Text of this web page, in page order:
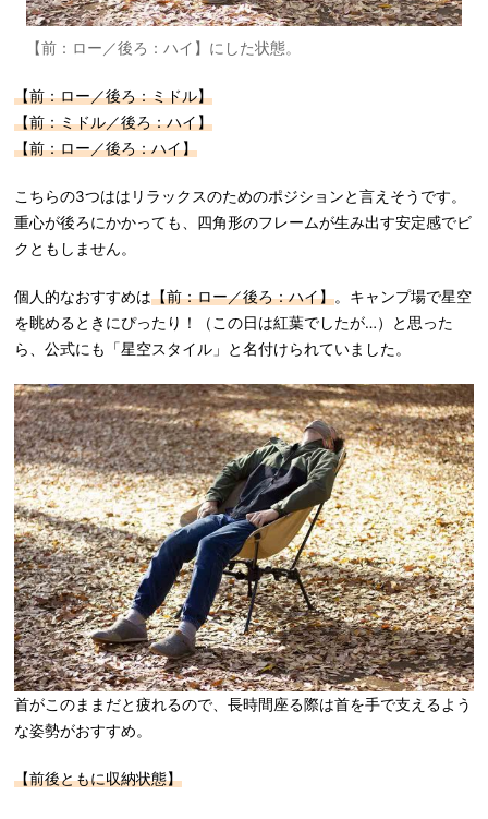
【前：ロー／後ろ：ハイ】にした状態。
【前：ロー／後ろ：ミドル】
【前：ミドル／後ろ：ハイ】
【前：ロー／後ろ：ハイ】
こちらの3つははリラックスのためのポジションと言えそうです。
重心が後ろにかかっても、四角形のフレームが生み出す安定感でビ
クともしません。
個人的なおすすめは【前：ロー／後ろ：ハイ】。キャンプ場で星空
を眺めるときにぴったり！（この日は紅葉でしたが…）と思った
ら、公式にも「星空スタイル」と名付けられていました。
首がこのままだと疲れるので、長時間座る際は首を手で支えるよう
な姿勢がおすすめ。
【前後ともに収納状態】